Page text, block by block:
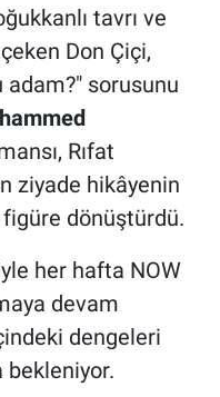
tavrı ve
Don Çiçi,
sorusunu
Rıfat
ziyade hikâyenin
figüre dönüştürdü.
her hafta NOW
devam
dengeleri
bekleniyor.